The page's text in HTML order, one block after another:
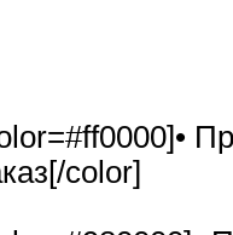
color]